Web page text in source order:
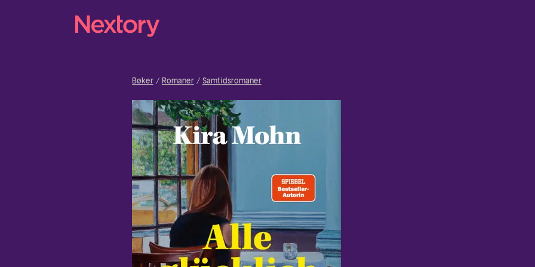
Bøker Romaner Samtidsromaner